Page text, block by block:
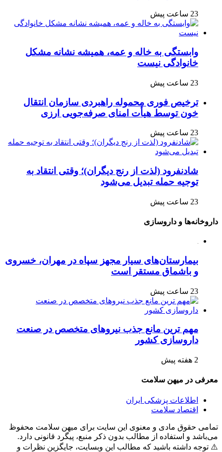
23 ساعت پیش
وابستگی به خاله و عمه، همیشه نشانه مشکل
خانوادگی نیست
23 ساعت پیش
ترخیص فوری محموله راهبردی سازمان انتقال
خون توسط هیأت امنای صرفه‌جویی ارزی
23 ساعت پیش
شادنفرود (لذت از رنج دیگران)؛ وقتی انتقاد به
توجیه حمله تبدیل می‌شود
23 ساعت پیش
داروخانه‌ها و داروسازی
بیمارستان‌های سیار مجهز سپاه در مهران، خسروی
و باشماق مستقر است
23 ساعت پیش
مهم ترین مانع جذب نیروهای متخصص در صنعت
داروسازی کشور
2 هفته پیش
معرفی در میهن سلامت
اطلاعات پزشکی ایران
اقتصاد سلامت
تمامی حقوق مادی و معنوی این سایت برای میهن سلامت محفوظ
می‌باشد و استفاده از مطالب بدون ذکر منبع، پیگرد قانونی دارد.
⚠️ توجه داشته باشید که مطالب این وبسایت، جایگزین نظرات و